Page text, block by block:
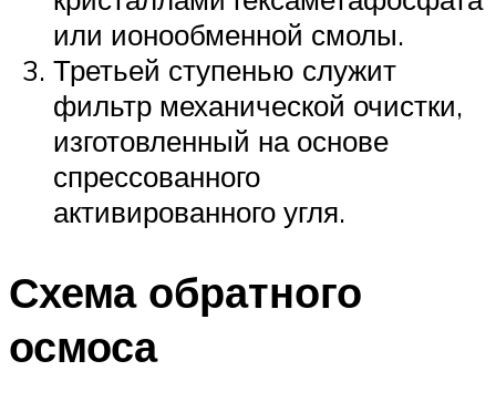
или ионообменной смолы.
Третьей ступенью служит
фильтр механической очистки,
изготовленный на основе
спрессованного
активированного угля.
Схема обратного
осмоса